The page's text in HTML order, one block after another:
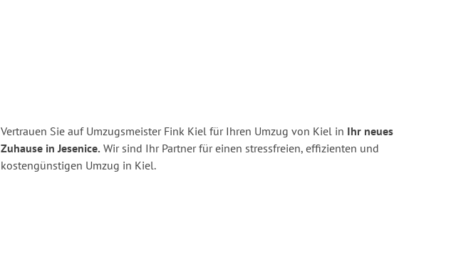
Vertrauen Sie auf Umzugsmeister Fink Kiel für Ihren Umzug von Kiel in Ihr neues
Zuhause in Jesenice. Wir sind Ihr Partner für einen stressfreien, effizienten und
kostengünstigen Umzug in Kiel.